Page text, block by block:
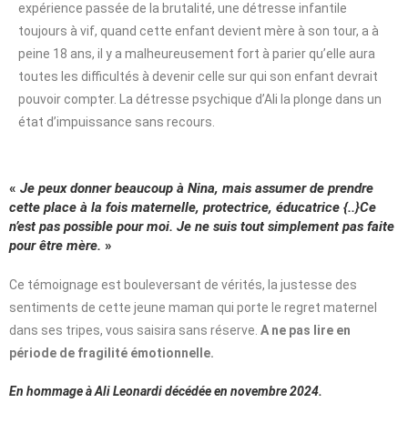
expérience passée de la brutalité, une détresse infantile
toujours à vif, quand cette enfant devient mère à son tour, a à
peine 18 ans, il y a malheureusement fort à parier qu’elle aura
toutes les difficultés à devenir celle sur qui son enfant devrait
pouvoir compter. La détresse psychique d’Ali la plonge dans un
état d’impuissance sans recours.
« Je peux donner beaucoup à Nina, mais assumer de prendre
cette place à la fois maternelle, protectrice, éducatrice {..}Ce
n’est pas possible pour moi. Je ne suis tout simplement pas faite
pour être mère. »
Ce témoignage est bouleversant de vérités, la justesse des
sentiments de cette jeune maman qui porte le regret maternel
dans ses tripes, vous saisira sans réserve. A ne pas lire en
période de fragilité émotionnelle.
En hommage à Ali Leonardi décédée en novembre 2024.